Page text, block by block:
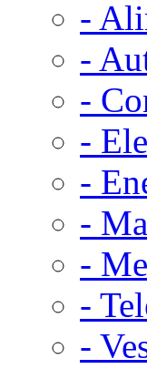
-
-
-
-
-
-
-
-
-